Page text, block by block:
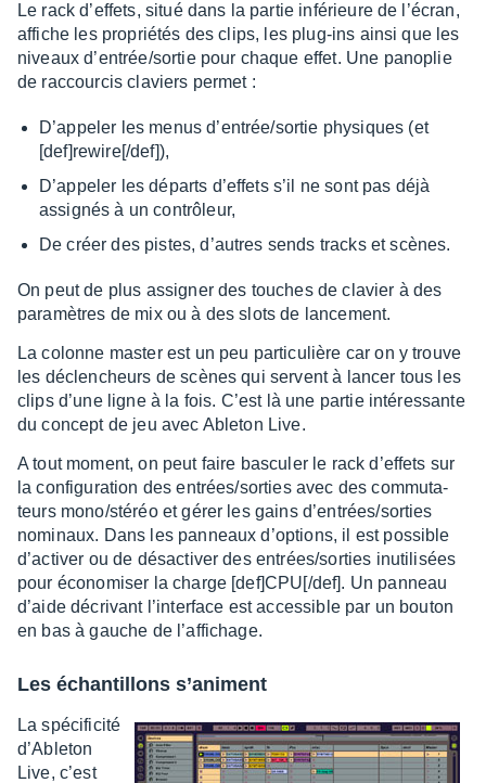
Le rack d’ef­fets, situé dans la partie infé­rieure de l’écran,
affiche les proprié­tés des clips, les plug-ins ainsi que les
niveaux d’en­trée/sortie pour chaque effet. Une pano­plie
de raccour­cis claviers permet :
D’ap­pe­ler les menus d’en­trée/sortie physiques (et
[def]rewire[/def]),
D’ap­pe­ler les départs d’ef­fets s’il ne sont pas déjà
assi­gnés à un contrô­leur,
De créer des pistes, d’autres sends tracks et scènes.
On peut de plus assi­gner des touches de clavier à des
para­mètres de mix ou à des slots de lance­ment.
La colonne master est un peu parti­cu­lière car on y trouve
les déclen­cheurs de scènes qui servent à lancer tous les
clips d’une ligne à la fois. C’est là une partie inté­res­sante
du concept de jeu avec Able­ton Live.
A tout moment, on peut faire bascu­ler le rack d’ef­fets sur
la confi­gu­ra­tion des entrées/sorties avec des commu­ta­
teurs mono/stéréo et gérer les gains d’en­trées/sorties
nomi­naux. Dans les panneaux d’op­tions, il est possible
d’ac­ti­ver ou de désac­ti­ver des entrées/sorties inuti­li­sées
pour écono­mi­ser la charge [def]CPU[/def]. Un panneau
d’aide décri­vant l’in­ter­face est acces­sible par un bouton
en bas à gauche de l’af­fi­chage.
Les échan­tillons s’animent
La spéci­fi­cité
d’Able­ton
Live, c’est